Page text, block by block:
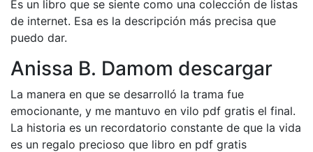
Es un libro que se siente como una colección de listas
de internet. Esa es la descripción más precisa que
puedo dar.
Anissa B. Damom descargar
La manera en que se desarrolló la trama fue
emocionante, y me mantuvo en vilo pdf gratis el final.
La historia es un recordatorio constante de que la vida
es un regalo precioso que libro en pdf gratis